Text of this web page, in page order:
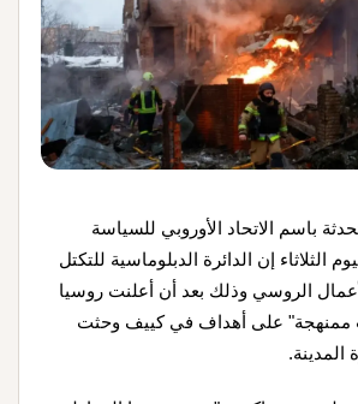
باسم الاتحاد الأوروبي للسياسة
الثلاثاء إن الدائرة الدبلوماسية للتكتل
الروسي وذلك بعد أن أعلنت روسيا
على أهداف في كييف وحثت
المدينة.